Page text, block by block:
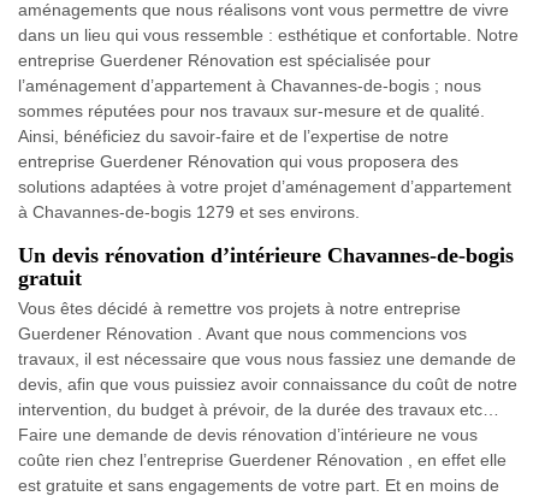
aménagements que nous réalisons vont vous permettre de vivre
dans un lieu qui vous ressemble : esthétique et confortable. Notre
entreprise Guerdener Rénovation est spécialisée pour
l’aménagement d’appartement à Chavannes-de-bogis ; nous
sommes réputées pour nos travaux sur-mesure et de qualité.
Ainsi, bénéficiez du savoir-faire et de l’expertise de notre
entreprise Guerdener Rénovation qui vous proposera des
solutions adaptées à votre projet d’aménagement d’appartement
à Chavannes-de-bogis 1279 et ses environs.
Un devis rénovation d’intérieure Chavannes-de-bogis
gratuit
Vous êtes décidé à remettre vos projets à notre entreprise
Guerdener Rénovation . Avant que nous commencions vos
travaux, il est nécessaire que vous nous fassiez une demande de
devis, afin que vous puissiez avoir connaissance du coût de notre
intervention, du budget à prévoir, de la durée des travaux etc…
Faire une demande de devis rénovation d’intérieure ne vous
coûte rien chez l’entreprise Guerdener Rénovation , en effet elle
est gratuite et sans engagements de votre part. Et en moins de